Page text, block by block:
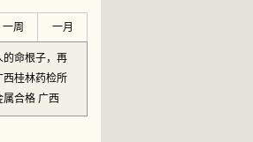
一周 一月
的命根子，再
西桂林药检所
合格 广西